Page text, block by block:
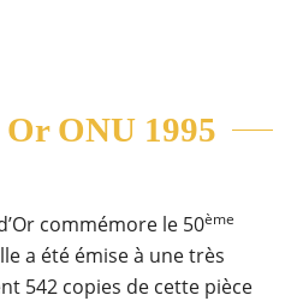
Or ONU 1995
commémore le 50ème
a été émise à une très
542 copies de cette pièce